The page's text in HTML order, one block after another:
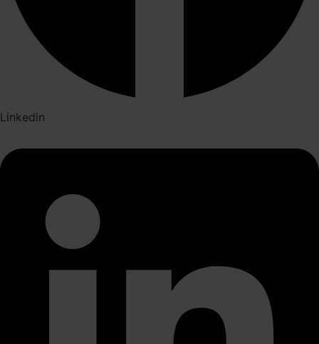
Linkedin